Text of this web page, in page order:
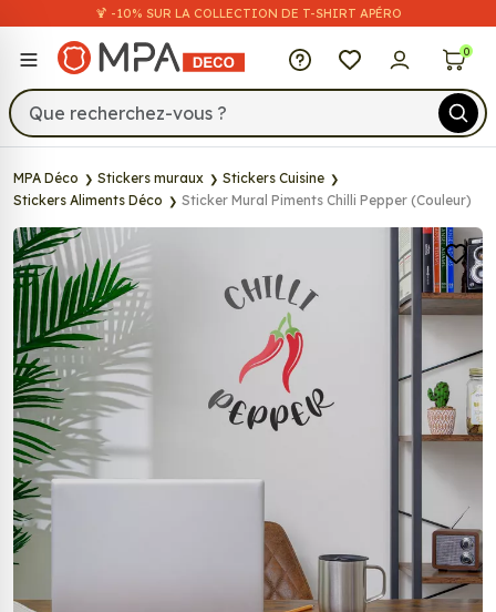
🍹 -10% SUR LA COLLECTION DE T-SHIRT APÉRO
MPA Déco 0
MPA Déco Stickers muraux
Stickers Cuisine
Stickers Aliments Déco
Sticker Mural Piments Chilli Pepper (Couleur)